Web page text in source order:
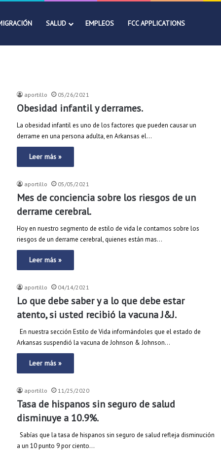
SALUD EMPLEOS FCC APPLICATIONS
aportillo 05/26/2021
Obesidad infantil y derrames.
La obesidad infantil es uno de los factores que pueden causar un
derrame en una persona adulta, en Arkansas el…
Leer más »
aportillo 05/05/2021
Mes de conciencia sobre los riesgos de un
derrame cerebral.
Hoy en nuestro segmento de estilo de vida le contamos sobre los
riesgos de un derrame cerebral, quienes están mas…
Leer más »
aportillo 04/14/2021
Lo que debe saber y a lo que debe estar
atento, si usted recibió la vacuna J&J.
En nuestra sección Estilo de Vida informándoles que el estado de
Arkansas suspendió la vacuna de Johnson & Johnson…
Leer más »
aportillo 11/25/2020
Tasa de hispanos sin seguro de salud
disminuye a 10.9%.
Sabías que la tasa de hispanos sin seguro de salud refleja disminución
a un 10 punto 9 por ciento…